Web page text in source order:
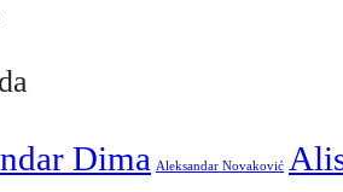
Dima Aleksandar Novaković